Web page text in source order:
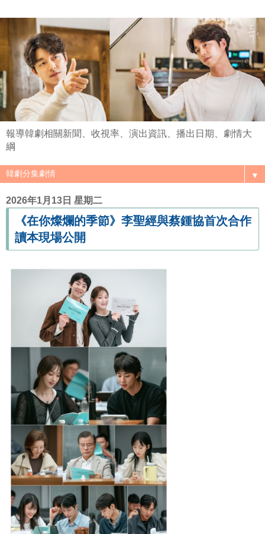
報導韓劇相關新聞、收視率、演出資訊、播出日期、劇情大
綱
▼
2026年1月13日 星期二
《在你燦爛的季節》李聖經與蔡鍾協首次合作
讀本現場公開